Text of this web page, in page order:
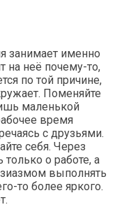
занимает именно
на неё почему-то,
по той причине,
Поменяйте
маленькой
время
с друзьями.
себя. Через
о работе, а
выполнять
то более яркого.